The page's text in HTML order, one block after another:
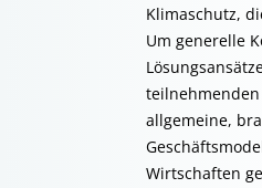
Klimaschutz,
Um generelle
allgemeine,
Wirtschaften